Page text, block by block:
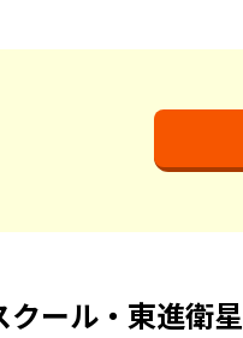
ルでは、短期間で集中的
に合った講座を選択する
大学 2,218
クール・東進衛